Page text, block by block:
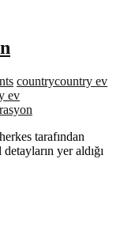
countrycountry ev
ev
tarafından
yer aldığı